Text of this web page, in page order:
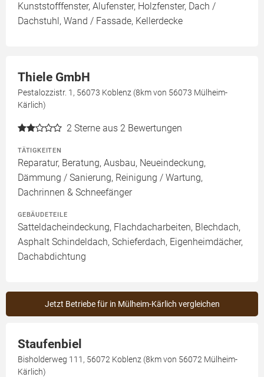
Kunststofffenster, Alufenster, Holzfenster, Dach /
Dachstuhl, Wand / Fassade, Kellerdecke
Thiele GmbH
Pestalozzistr. 1, 56073 Koblenz (8km von 56073 Mülheim-
Kärlich)
2 Sterne aus 2 Bewertungen
TÄTIGKEITEN
Reparatur, Beratung, Ausbau, Neueindeckung,
Dämmung / Sanierung, Reinigung / Wartung,
Dachrinnen & Schneefänger
GEBÄUDETEILE
Satteldacheindeckung, Flachdacharbeiten, Blechdach,
Asphalt Schindeldach, Schieferdach, Eigenheimdächer,
Dachabdichtung
Jetzt Betriebe für in Mülheim-Kärlich vergleichen
Staufenbiel
Bisholderweg 111, 56072 Koblenz (8km von 56072 Mülheim-
Kärlich)